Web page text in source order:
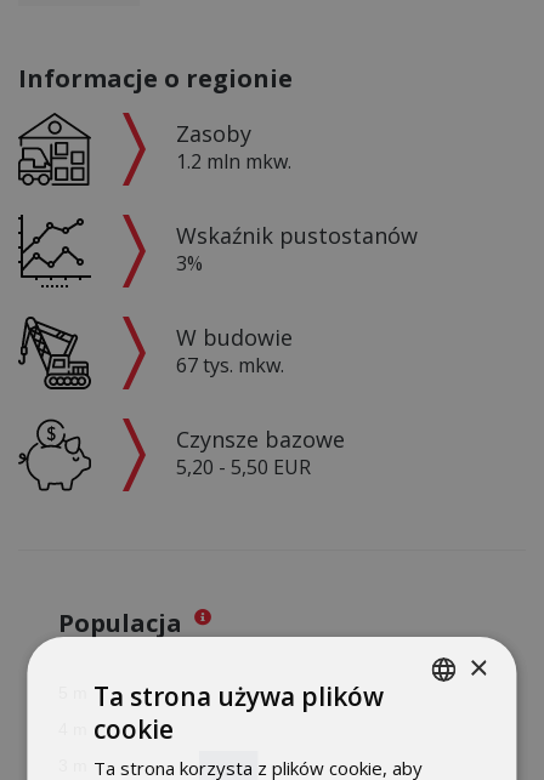
Informacje o regionie
Zasoby
1.2 mln mkw.
Wskaźnik pustostanów
3%
W budowie
67 tys. mkw.
Czynsze bazowe
5,20 - 5,50 EUR
Populacja
ENGLISH
×
Ta strona używa plików
cookie
Ta strona korzysta z plików cookie, aby